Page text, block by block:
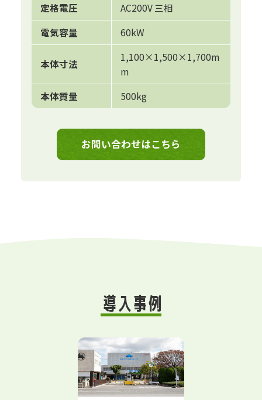
定格電圧
AC200V 三相
電気容量
60kW
本体寸法
1,100×1,500×1,700m
m
本体質量
500kg
お問い合わせはこちら
導入事例